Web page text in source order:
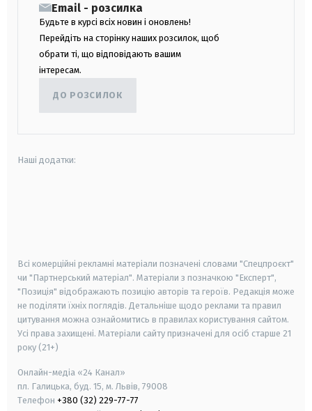
Email - розсилка
Будьте в курсі всіх новин і оновлень!
Перейдіть на сторінку наших розсилок, щоб
обрати ті, що відповідають вашим
інтересам.
ДО РОЗСИЛОК
Наші додатки:
Всі комерційні рекламні матеріали позначені словами "Спецпроєкт"
чи "Партнерський матеріал". Матеріали з позначкою "Експерт",
"Позиція" відображають позицію авторів та героїв. Редакція може
не поділяти їхніх поглядів. Детальніше щодо реклами та правил
цитування можна ознайомитись в правилах користування сайтом.
Усі права захищені. Матеріали сайту призначені для осіб старше 21
року (21+)
Онлайн-медіа «24 Канал»
пл. Галицька, буд. 15, м. Львів, 79008
Телефон +380 (32) 229-77-77